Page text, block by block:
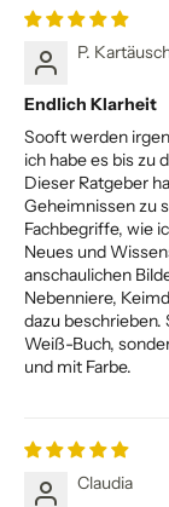
P.
Endlich Klarheit
Sooft werden
ich habe es bis zu
Dieser Ratgeber
Geheimnissen zu
Fachbegriffe, wie
Neues und
anschaulichen
Nebenniere,
dazu beschrieben.
Weiß-Buch,
und mit Farbe.
Claudia